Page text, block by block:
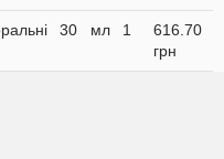
30 мл 1
616.70
грн